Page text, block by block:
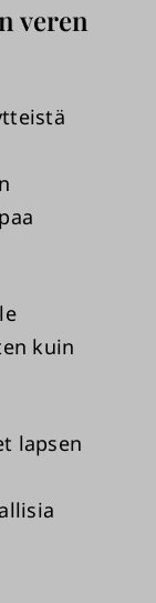
veren
kuin
lapsen